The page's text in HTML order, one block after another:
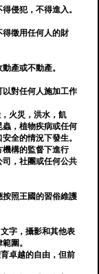
侵犯，不得進入。
得徵用任何人的財
產或不動產。
對任何人施加工作
火災，洪水，飢
，植物疾病或任何
全的情況下發生。
機構的監督下進行
，社團或任何公共
照王國的習俗維護
字，攝影和其他表
圍。
卓越的自由，但前